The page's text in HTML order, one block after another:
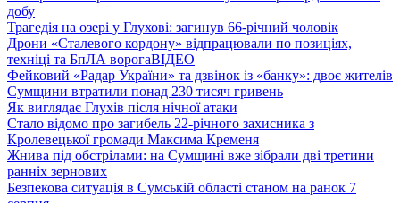
добу
Трагедія на озері у Глухові: загинув 66-річний чоловік
Дрони «Сталевого кордону» відпрацювали по позиціях,
техніці та БпЛА ворогаВІДЕО
Фейковий «Радар України» та дзвінок із «банку»: двоє жителів
Сумщини втратили понад 230 тисяч гривень
Як виглядає Глухів після нічної атаки
Стало відомо про загибель 22-річного захисника з
Кролевецької громади Максима Кременя
Жнива під обстрілами: на Сумщині вже зібрали дві третини
ранніх зернових
Безпекова ситуація в Сумській області станом на ранок 7